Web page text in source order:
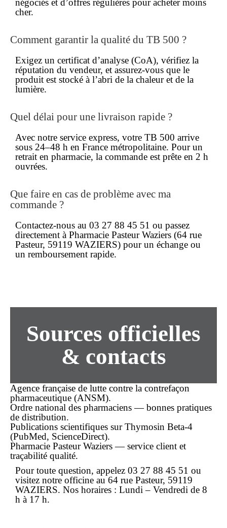
négociés et d’offres régulières pour achetermoins
cher.
Comment garantir la qualité du TB 500 ?
Exigez un certificat d’analyse (CoA), vérifiez la
réputation du vendeur, et assurez-vous que le
produit est stocké à l’abri de la chaleur et de la
lumière.
Quel délai pour une livraison rapide ?
Avec notre service express, votre TB 500 arrive
sous 24–48 h en France métropolitaine. Pour un
retrait en pharmacie, la commande est prête en 2 h
ouvrées.
Que faire en cas de problème avec ma
commande ?
Contactez-nous au 03 27 88 45 51 ou passez
directement à Pharmacie Pasteur Waziers (64 rue
Pasteur, 59119 WAZIERS) pour un échange ou
un remboursement rapide.
Sources officielles
& contacts
Agence française de lutte contre la contrefaçon
pharmaceutique (ANSM).
Ordre national des pharmaciens — bonnes pratiques
de distribution.
Publications scientifiques sur Thymosin Beta-4
(PubMed, ScienceDirect).
Pharmacie Pasteur Waziers — service client et
traçabilité qualité.
Pour toute question, appelez 03 27 88 45 51 ou
visitez notre officine au 64 rue Pasteur, 59119
WAZIERS. Nos horaires : Lundi – Vendredi de 8
h à 17 h.